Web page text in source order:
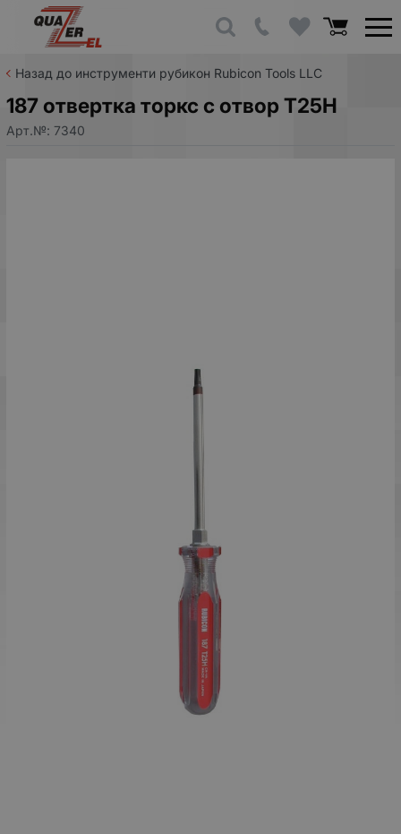
Назад до инструменти рубикон Rubicon Tools LLC
187 отвертка торкс с отвор T25H
Арт.№: 7340